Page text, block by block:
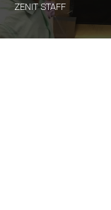
ZENIT STAFF